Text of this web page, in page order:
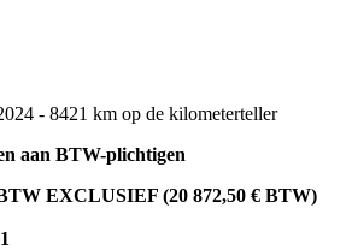
- 8421 km op de kilometerteller
aan BTW-plichtigen
EXCLUSIEF (20 872,50 € BTW)